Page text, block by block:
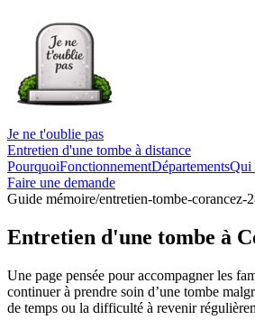
Je ne t'oublie pas
Entretien d'une tombe à distance
PourquoiFonctionnementDépartementsQui
Faire une demande
Guide mémoire/entretien-tombe-corancez-
Entretien d'une tombe à
Une page pensée pour accompagner les
continuer à prendre soin d’une tombe
de temps ou la difficulté à revenir